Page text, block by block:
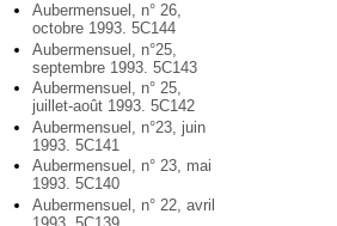
Aubermensuel, n° 26,
octobre 1993. 5C144
Aubermensuel, n°25,
septembre 1993. 5C143
Aubermensuel, n° 25,
juillet-août 1993. 5C142
Aubermensuel, n°23, juin
1993. 5C141
Aubermensuel, n° 23, mai
1993. 5C140
Aubermensuel, n° 22, avril